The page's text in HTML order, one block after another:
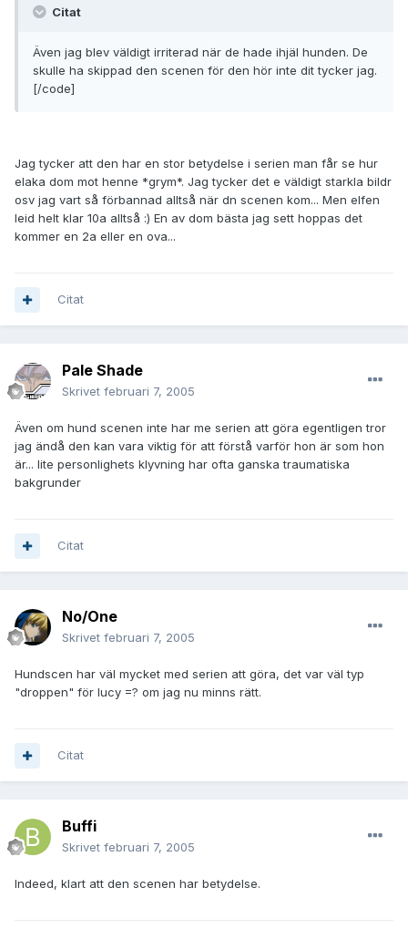
Citat
Även jag blev väldigt irriterad när de hade ihjäl hunden. De
skulle ha skippad den scenen för den hör inte dit tycker jag.
[/code]
Jag tycker att den har en stor betydelse i serien man får se hur
elaka dom mot henne *grym*. Jag tycker det e väldigt starkla bildr
osv jag vart så förbannad alltså när dn scenen kom... Men elfen
leid helt klar 10a alltså :) En av dom bästa jag sett hoppas det
kommer en 2a eller en ova...
Citat
Pale Shade
Skrivet februari 7, 2005
Även om hund scenen inte har me serien att göra egentligen tror
jag ändå den kan vara viktig för att förstå varför hon är som hon
är... lite personlighets klyvning har ofta ganska traumatiska
bakgrunder
Citat
No/One
Skrivet februari 7, 2005
Hundscen har väl mycket med serien att göra, det var väl typ
"droppen" för lucy =? om jag nu minns rätt.
Citat
Buffi
Skrivet februari 7, 2005
Indeed, klart att den scenen har betydelse.